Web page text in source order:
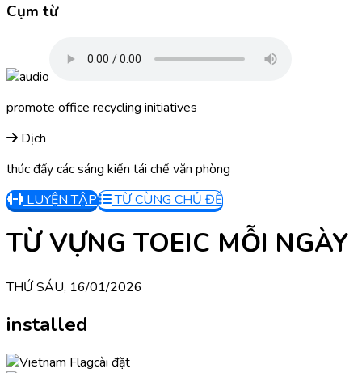
Cụm từ
promote office recycling initiatives
Dịch
thúc đẩy các sáng kiến tái chế văn phòng
LUYỆN TẬP
TỪ CÙNG CHỦ ĐỀ
TỪ VỰNG TOEIC MỖI NGÀY
THỨ SÁU, 16/01/2026
installed
cài đặt